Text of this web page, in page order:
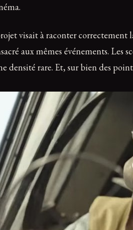
visait à raconter correctement
aux mêmes événements. Les
densité rare. Et, sur bien des